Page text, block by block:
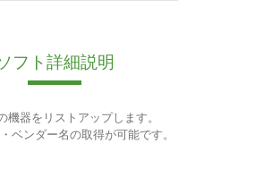
フト詳細説明
機器をリストアップします。
ベンダー名の取得が可能です。